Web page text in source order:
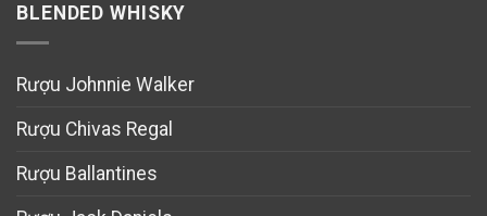
BLENDED WHISKY
Rượu Johnnie Walker
Rượu Chivas Regal
Rượu Ballantines